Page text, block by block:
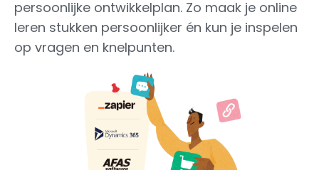
persoonlijke ontwikkelplan. Zo maak je online
leren stukken persoonlijker én kun je inspelen
op vragen en knelpunten.